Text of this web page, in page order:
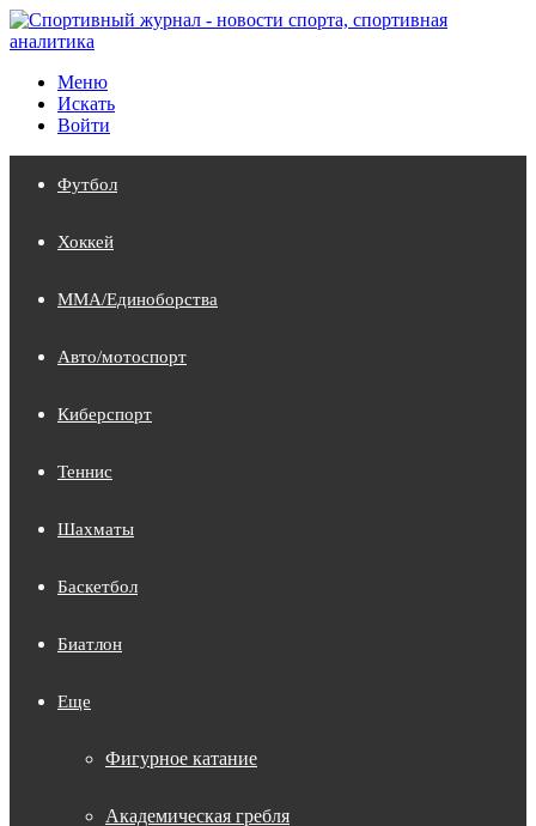
Меню
Искать
Войти
Футбол
Хоккей
MMA/Единоборства
Авто/мотоспорт
Киберспорт
Теннис
Шахматы
Баскетбол
Биатлон
Еще
Фигурное катание
Академическая гребля